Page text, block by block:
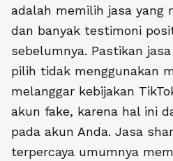
adalah memilih jasa yang
dan banyak testimoni
sebelumnya. Pastikan
pilih tidak menggunakan
melanggar kebijakan
akun fake, karena hal ini
pada akun Anda. Jasa
terpercaya umumnya